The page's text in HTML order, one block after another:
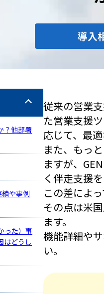
導入
？他部署
や事例
った）事
はどうし
従来の営業
た営業支援
応じて、最
また、もっ
ますが、
く伴走支援
この差によ
その点は米
ます。
機能詳細や
い。